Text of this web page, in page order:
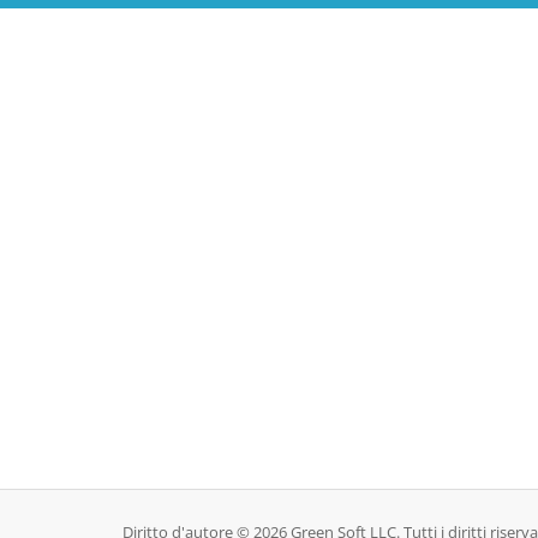
Diritto d'autore © 2026 Green Soft LLC. Tutti i diritti